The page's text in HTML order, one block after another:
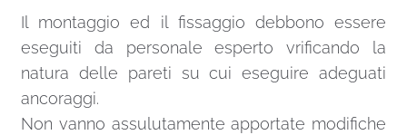
Il montaggio ed il fissaggio debbono essere
eseguiti da personale esperto vrificando la
natura delle pareti su cui eseguire adeguati
ancoraggi.
Non vanno assulutamente apportate modifiche